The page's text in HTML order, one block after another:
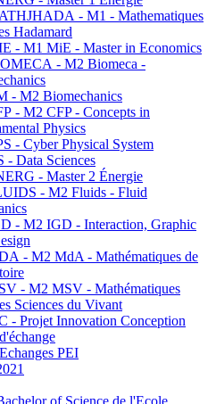
- M1 - Mathematiques
Hadamard
- M1 MiE - Master in Economics
- M2 Biomeca -
- M2 Biomechanics
- M2 CFP - Concepts in
Physics
- Cyber Physical System
- Data Sciences
- Master 2 Énergie
- M2 Fluids - Fluid
- M2 IGD - Interaction, Graphic
- M2 MdA - Mathématiques de
- M2 MSV - Mathématiques
Sciences du Vivant
- Projet Innovation Conception
PEI
of Science de l'Ecole